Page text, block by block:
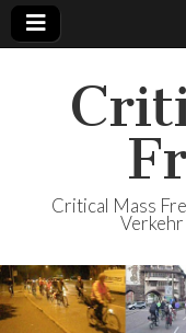
Critical Mass